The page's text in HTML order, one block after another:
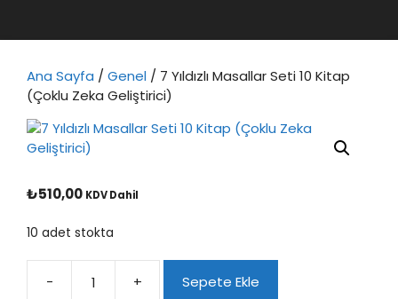
Ana Sayfa / Genel / 7 Yıldızlı Masallar Seti 10 Kitap
(Çoklu Zeka Geliştirici)
₺510,00 KDV Dahil
10 adet stokta
- + Sepete Ekle